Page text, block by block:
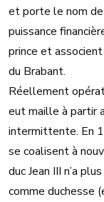
et porte le nom
puissance
prince et
du Brabant.
Réellement
eut maille à partir
intermittente. En
se coalisent à
duc Jean III n’a
comme duchesse